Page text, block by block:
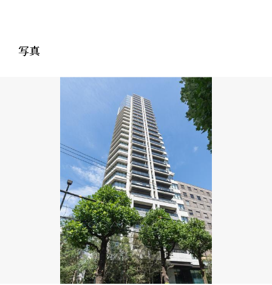
望・通風良好です
・リビングダイニング部分にTES温水式床暖房
・ウォークインクローゼット
・シューズインクローゼット
・リビングダイニングの天井高約2,700mm
・食洗器あり
・各居室に開口部があり、開放感がございます。
・キッチン約4.0帖
写真